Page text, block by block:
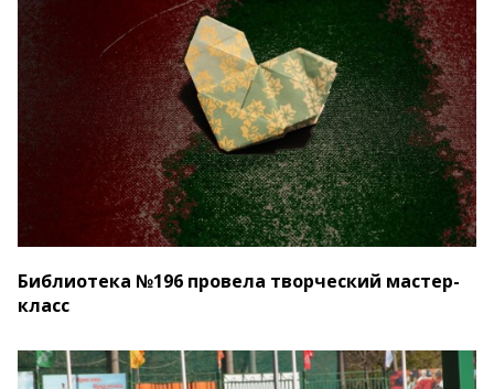
Библиотека №196 провела творческий мастер-
класс